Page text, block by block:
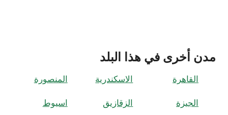
مدن أخرى في هذا البلد
القاهرة الاسكندرية المنصورة
الجيزة الزقازيق اسيوط